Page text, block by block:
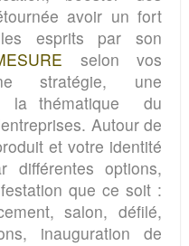
avoir un fort
esprits par son
selon vos
stratégie, une
la thématique du
Autour de
et votre identité
options,
que ce soit :
salon, défilé,
inauguration de